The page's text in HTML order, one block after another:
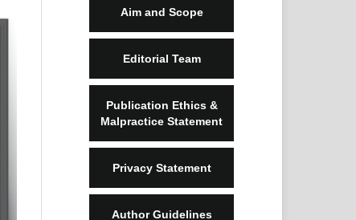
Aim and Scope
Editorial Team
Publication Ethics &
Malpractice Statement
Privacy Statement
Author Guidelines